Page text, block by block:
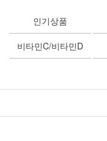
인기상품
비타민C/비타민D